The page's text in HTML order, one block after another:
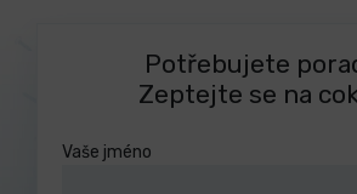
Potřebujete
Zeptejte se na
Vaše jméno